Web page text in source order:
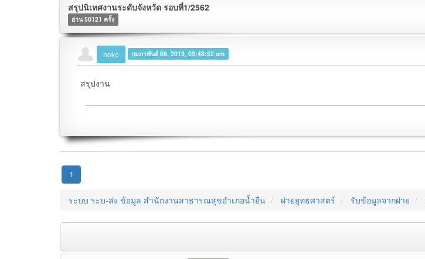
สรุปนิเทศงานระดับจังหวัด รอบที่1/2562
อ่าน 50121 ครั้ง
noko กุมภาพันธ์ 06, 2019, 09:48:52 am
สรุปงาน
1
ระบบ ระบ-ส่ง ข้อมูล สำนักงานสาธารณสุขอำเภอน้ำยืน ฝ่ายยุทธศาสตร์ รับข้อมูลจากฝ่าย